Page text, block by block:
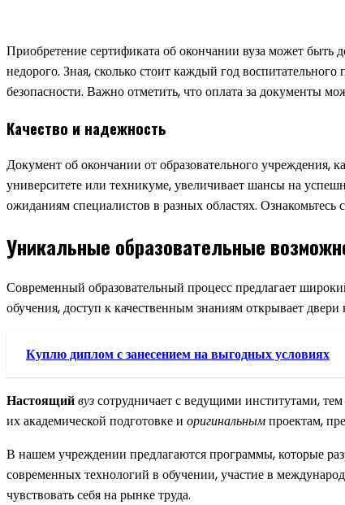
Приобретение сертификата об окончании вуза может
недорого. Зная, сколько стоит каждый год
безопасности. Важно отметить, что оплата за документы
Качество и надежность
Документ об окончании от образовательного
университете или техникуме, увеличивает шансы на
ожиданиям специалистов в разных областях. Ознакомьтесь
Уникальные образовательные
Современный образовательный процесс предлагает
обучения, доступ к качественным знаниям открывает
Куплю диплом с занесением на выгодных условиях
Настоящийвузсотрудничает с ведущими институтами,
их академической подготовке и оригинальнымпроектам,
В нашем учреждении предлагаются программы, которые
современных технологий в обучении, участие в
чувствовать себя на рынке труда.